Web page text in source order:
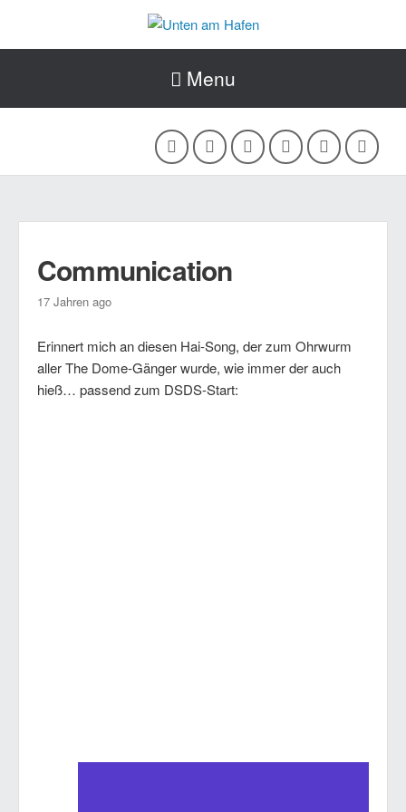
Menu
Communication
17 Jahren ago
Erinnert mich an diesen Hai-Song, der zum Ohrwurm
aller The Dome-Gänger wurde, wie immer der auch
hieß… passend zum DSDS-Start: